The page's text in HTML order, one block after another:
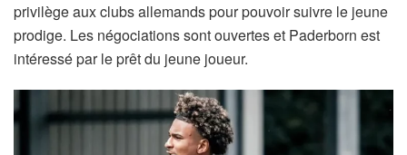
privilège aux clubs allemands pour pouvoir suivre le jeune
prodige. Les négociations sont ouvertes et Paderborn est
intéressé par le prêt du jeune joueur.